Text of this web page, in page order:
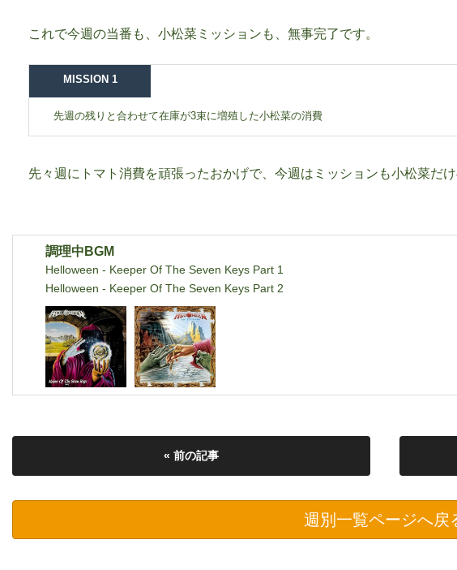
これで今週の当番も、小松菜ミッションも、無事完了です。
MISSION 1
先週の残りと合わせて在庫が3束に増殖した小松菜の消費
先々週にトマト消費を頑張ったおかげで、今週はミッションも小松菜だ
調理中BGM
Helloween - Keeper Of The Seven Keys Part 1
Helloween - Keeper Of The Seven Keys Part 2
« 前の記事
週別一覧ページへ戻